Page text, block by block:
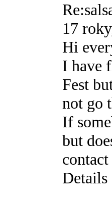
17
Hi
I have
Fest
not go
If
but